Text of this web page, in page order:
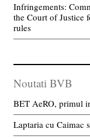
Infringements:
the Court of Justice
rules
Noutati BVB
BET AeRO, primul
Laptaria cu Caimac